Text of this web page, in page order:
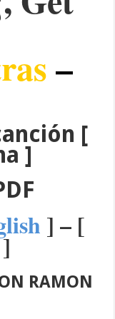
–
[
]
] – [
RAMON